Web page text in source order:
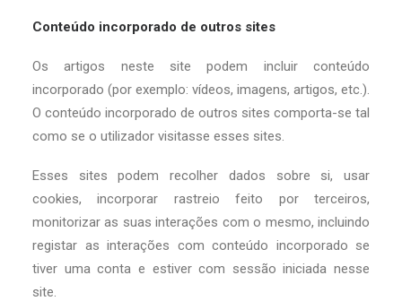
Conteúdo incorporado de outros sites
Os artigos neste site podem incluir conteúdo
incorporado (por exemplo: vídeos, imagens, artigos, etc.).
O conteúdo incorporado de outros sites comporta-se tal
como se o utilizador visitasse esses sites.
Esses sites podem recolher dados sobre si, usar
cookies, incorporar rastreio feito por terceiros,
monitorizar as suas interações com o mesmo, incluindo
registar as interações com conteúdo incorporado se
tiver uma conta e estiver com sessão iniciada nesse
site.